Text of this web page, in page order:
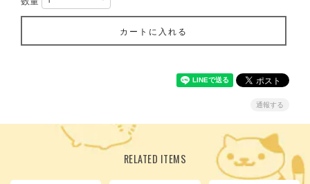
カートに入れる
通報する
RELATED ITEMS